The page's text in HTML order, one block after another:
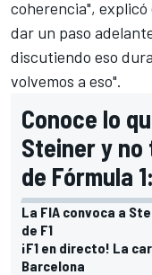
coherencia",
dar un paso
discutiendo eso
volvemos a eso".
Conoce lo
Steiner y
de Fórmula 1:
La FIA convoca a
de F1
¡F1 en directo! La
Barcelona